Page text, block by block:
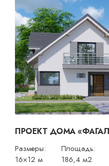
ПРОЕКТ ДОМА
Размеры:
16×12 м
Площадь:
186,4 м2